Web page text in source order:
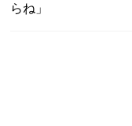
らね」